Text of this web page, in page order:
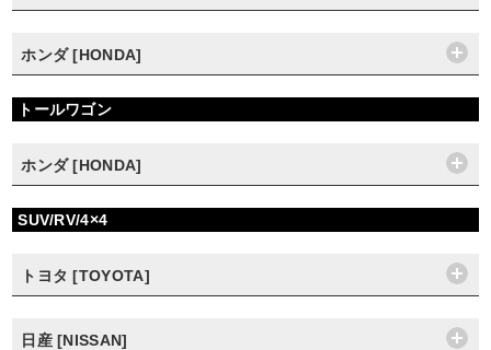
ホンダ [HONDA]
トールワゴン
ホンダ [HONDA]
SUV/RV/4×4
トヨタ [TOYOTA]
日産 [NISSAN]